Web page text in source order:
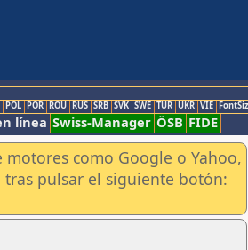
POL POR ROU RUS SRB SVK SWE TUR UKR VIE
línea Swiss-Manager ÖSB FIDE
como Google o Yahoo,
tras pulsar el siguiente botón: